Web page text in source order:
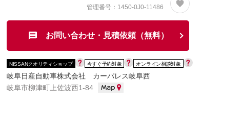
管理番号：1450-0J0-11486
お問い合わせ・見積依頼（無料）
NISSANクオリティショップ 今すぐ予約対象 オンライン相談対象
岐阜日産自動車株式会社 カーパレス岐阜西
岐阜市柳津町上佐波西1-84